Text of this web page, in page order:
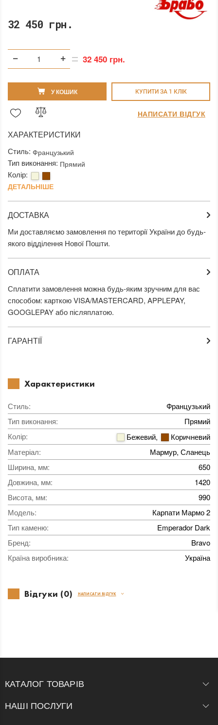
32 450 грн.
32 450 грн.
У КОШИК КУПИТИ ЗА 1 КЛIК
ХАРАКТЕРИСТИКИ
Стиль: Французький
Тип виконання: Прямий
Колір:
ДЕТАЛЬНІШЕ
ДОСТАВКА
Ми доставляємо замовлення по території України до будь-
якого відділення Нової Пошти.
ОПЛАТА
Сплатити замовлення можна будь-яким зручним для вас
способом: карткою VISA/MASTERCARD, APPLEPAY,
GOOGLEPAY або післяплатою.
ГАРАНТІЇ
НАПИСАТИ ВІДГУК
Характеристики
Стиль:
Французький
Тип виконання:
Прямий
Колір: Бежевий,
Коричневий
Матеріал:
Мармур, Сланець
Ширина, мм:
650
Довжина, мм:
1420
Висота, мм:
990
Модель:
Карпати Мармо 2
Тип каменю:
Emperador Dark
Бренд:
Bravo
Країна виробника: Україна
Відгуки (0) НАПИСАТИ ВІДГУК
КАТАЛОГ ТОВАРІВ
НАШІ ПОСЛУГИ